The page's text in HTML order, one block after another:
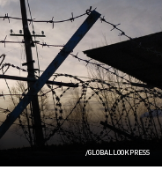
/GLOBALLOOKPRESS